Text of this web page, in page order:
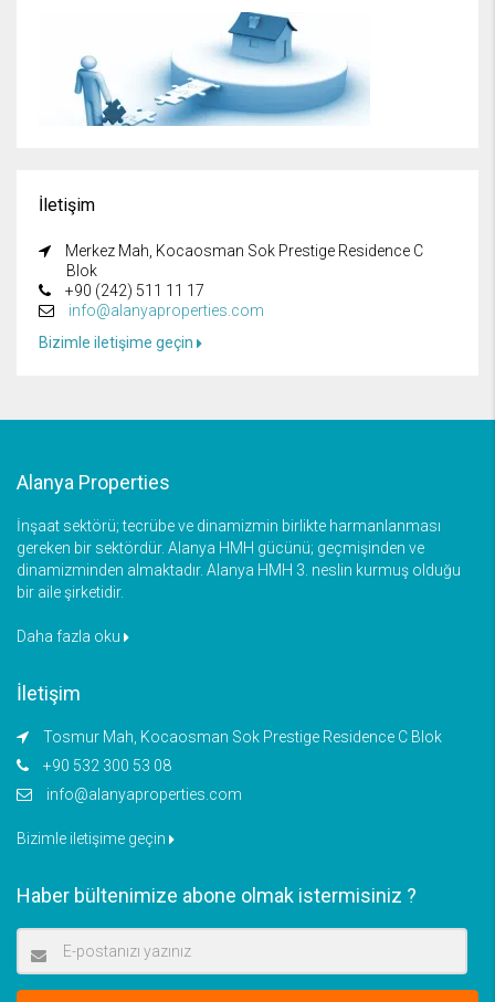
İletişim
Merkez Mah, Kocaosman Sok Prestige Residence C
Blok
+90 (242) 511 11 17
info@alanyaproperties.com
Bizimle iletişime geçin
Alanya Properties
İnşaat sektörü; tecrübe ve dinamizmin birlikte harmanlanması
gereken bir sektördür. Alanya HMH gücünü; geçmişinden ve
dinamizminden almaktadır. Alanya HMH 3. neslin kurmuş olduğu
bir aile şirketidir.
Daha fazla oku
İletişim
Tosmur Mah, Kocaosman Sok Prestige Residence C Blok
+90 532 300 53 08
info@alanyaproperties.com
Bizimle iletişime geçin
Haber bültenimize abone olmak istermisiniz ?